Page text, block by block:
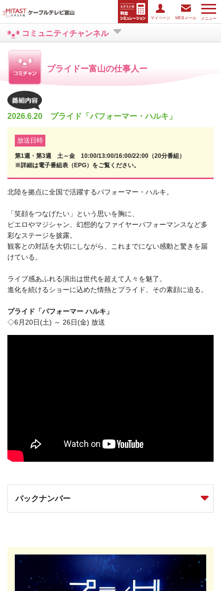
メニュー
マイページ WEBメール
コミュニティチャンネル
プライドー富山の仕事人ー
2026.6.20 プライド「パフォーマー・ハルキ」
放送日時
第1週・第3週 土～金 10:00/13:00/16:00/22:00（20分番組）
※詳細は電子番組表（EPG）をご覧ください。
北陸を拠点に全国で活躍するパフォーマー・ハルキ。
「笑顔をつなげたい」という思いを胸に、
ピエロやマジシャン、幻想的なファイヤーパフォーマンスなど多
彩なステージを披露。
観客との対話を大切にしながら、これまでにない感動と驚きを届
けている。
ライブ感あふれる演出は世代を超えて人々を魅了。
進化を続けるショーに込めた情熱とプライド、その素顔に迫る。
プライド「パフォーマー ハルキ」
◇6月20日(土) ～ 26日(金) 放送
バックナンバー